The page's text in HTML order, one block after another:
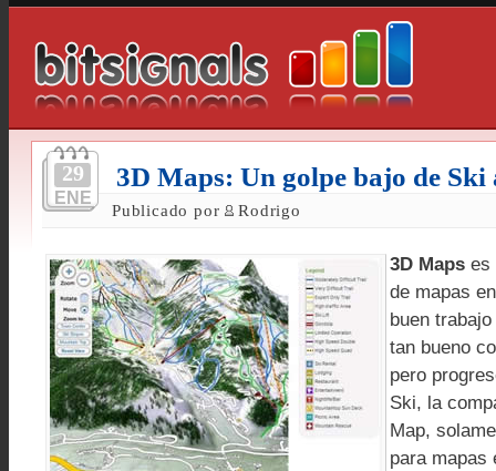
29
ENE
3D Maps: Un golpe bajo de Ski
Publicado por Rodrigo
3D Maps es
de mapas
buen
tan bueno
pero
Ski, la
Map,
para mapas